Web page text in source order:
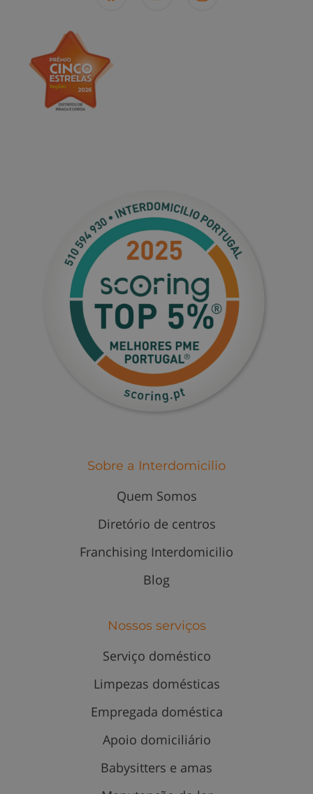
Sobre a Interdomicilio
Quem Somos
Diretório de centros
Franchising Interdomicilio
Blog
Nossos serviços
Serviço doméstico
Limpezas domésticas
Empregada doméstica
Apoio domiciliário
Babysitters e amas